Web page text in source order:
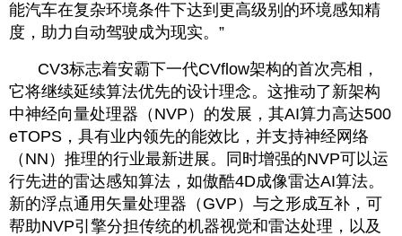
能汽车在复杂环境条件下达到更高级别的环境感知精
度，助力自动驾驶成为现实。”
CV3标志着安霸下一代CVflow架构的首次亮相，
它将继续延续算法优先的设计理念。这推动了新架构
中神经向量处理器（NVP）的发展，其AI算力高达500
eTOPS，具有业内领先的能效比，并支持神经网络
（NN）推理的行业最新进展。同时增强的NVP可以运
行先进的雷达感知算法，如傲酷4D成像雷达AI算法。
新的浮点通用矢量处理器（GVP）与之形成互补，可
帮助NVP引擎分担传统的机器视觉和雷达处理，以及